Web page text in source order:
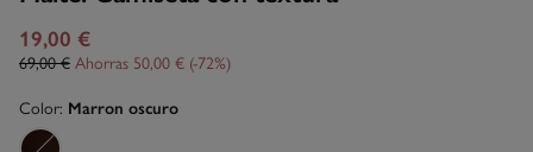
19,00 €
69,00 € Ahorras 50,00 € 72
Color: Marron oscuro